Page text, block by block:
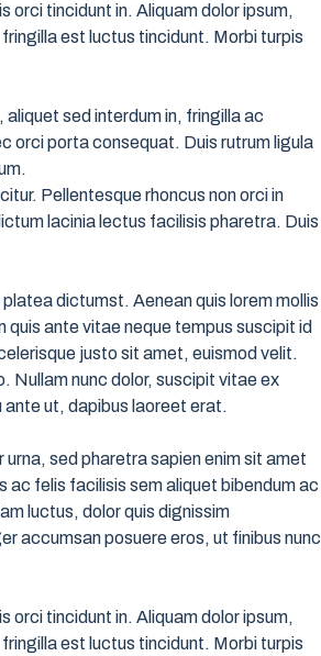
orci tincidunt in. Aliquam dolor ipsum,
est luctus tincidunt. Morbi turpis
sed interdum in, fringilla ac
orci porta consequat. Duis rutrum ligula
Pellentesque rhoncus non orci in
lacinia lectus facilisis pharetra. Duis
dictumst. Aenean quis lorem mollis
ante vitae neque tempus suscipit id
justo sit amet, euismod velit.
Nullam nunc dolor, suscipit vitae ex
ante ut, dapibus laoreet erat.
sed pharetra sapien enim sit amet
ac felis facilisis sem aliquet bibendum ac
luctus, dolor quis dignissim
accumsan posuere eros, ut finibus nunc
orci tincidunt in. Aliquam dolor ipsum,
est luctus tincidunt. Morbi turpis